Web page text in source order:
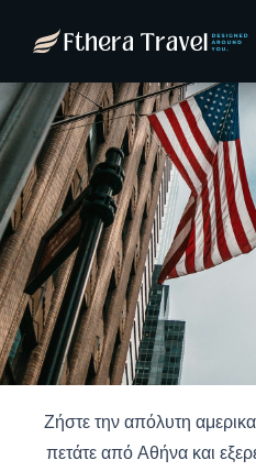
της
16 Σεπτεμβρίου, 2025
Ζήστε την απόλυτη
πετάτε από Αθήνα και